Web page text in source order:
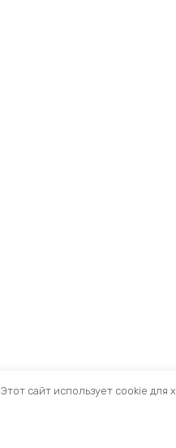
Этот сайт использует cookie для